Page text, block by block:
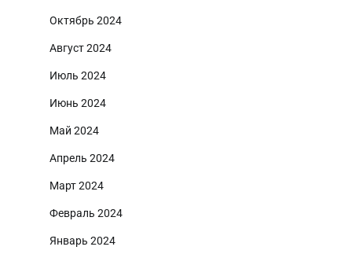
Октябрь 2024
Август 2024
Июль 2024
Июнь 2024
Май 2024
Апрель 2024
Март 2024
Февраль 2024
Январь 2024